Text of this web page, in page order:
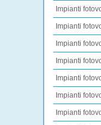
Impianti
Impianti
Impianti
Impianti
Impianti
Impianti
Impianti